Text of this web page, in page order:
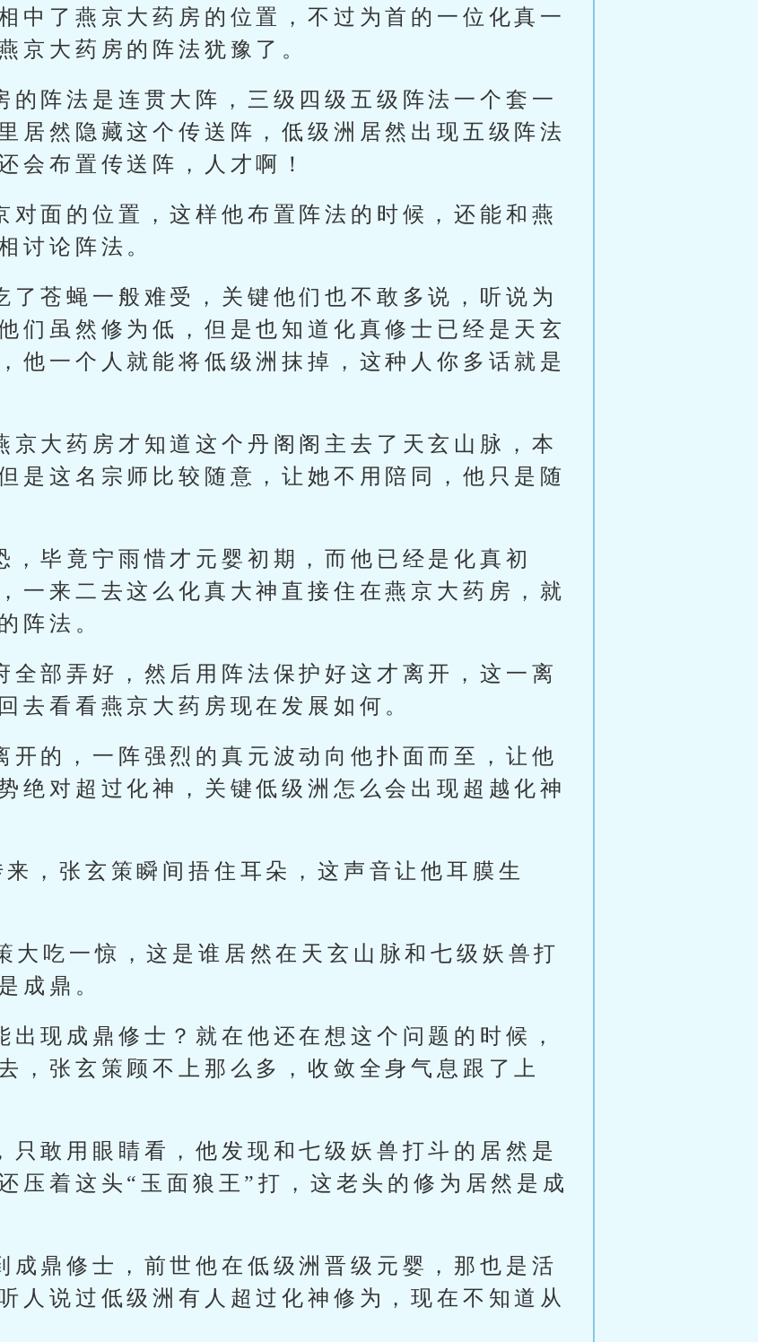
中了燕京大药房的位置，不过为首的一位化真一
京大药房的阵法犹豫了。
的阵法是连贯大阵，三级四级五级阵法一个套一
居然隐藏这个传送阵，低级洲居然出现五级阵法
会布置传送阵，人才啊！
对面的位置，这样他布置阵法的时候，还能和燕
讨论阵法。
了苍蝇一般难受，关键他们也不敢多说，听说为
们虽然修为低，但是也知道化真修士已经是天玄
他一个人就能将低级洲抹掉，这种人你多话就是
京大药房才知道这个丹阁阁主去了天玄山脉，本
是这名宗师比较随意，让她不用陪同，他只是随
，毕竟宁雨惜才元婴初期，而他已经是化真初
一来二去这么化真大神直接住在燕京大药房，就
阵法。
全部弄好，然后用阵法保护好这才离开，这一离
去看看燕京大药房现在发展如何。
开的，一阵强烈的真元波动向他扑面而至，让他
绝对超过化神，关键低级洲怎么会出现超越化神
，张玄策瞬间捂住耳朵，这声音让他耳膜生
大吃一惊，这是谁居然在天玄山脉和七级妖兽打
成鼎。
出现成鼎修士？就在他还在想这个问题的时候，
，张玄策顾不上那么多，收敛全身气息跟了上
只敢用眼睛看，他发现和七级妖兽打斗的居然是
压着这头“玉面狼王”打，这老头的修为居然是成
成鼎修士，前世他在低级洲晋级元婴，那也是活
人说过低级洲有人超过化神修为，现在不知道从